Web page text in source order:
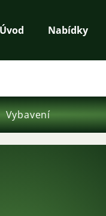
Úvod Nabídky
Vybavení